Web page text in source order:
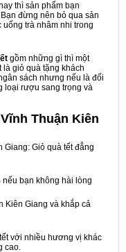
thì sản phẩm bạn
đừng nên bỏ qua sản
trà nhâm nhi trong
gồm những gì thì một
giỏ quà tặng khách
sách nhưng nếu là đối
loại rượu sang trọng và
Thuận Kiên
Giang: Giỏ quà tết đẳng
bạn không hài lòng
Kiên Giang và khắp cả
với nhiều hương vị khác
cao.